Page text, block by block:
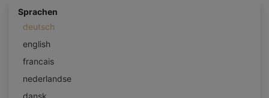
Sprachen
deutsch
english
francais
nederlandse
dansk